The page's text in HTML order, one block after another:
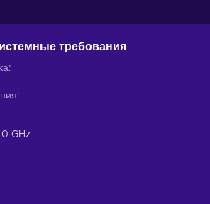
требования
GHz